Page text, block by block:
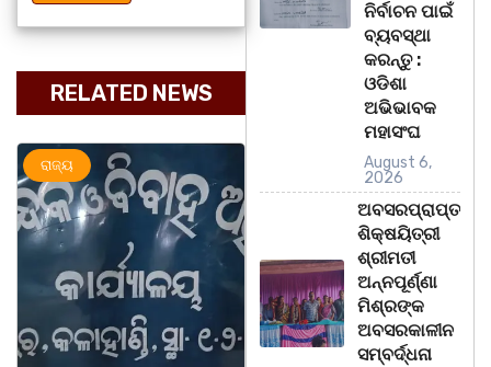
RELATED NEWS
ରାଜ୍ୟ ରାଜ୍ୟ
ନିର୍ବାଚନ ପାଇଁ
ବ୍ୟବସ୍ଥା
କରନ୍ତୁ :
ଓଡିଶା
ଅଭିଭାବକ
ମହାସଂଘ
August 6,
2026
ଅବସରପ୍ରାପ୍ତ
ଶିକ୍ଷୟିତ୍ରୀ
ଶ୍ରୀମତୀ
ଅନ୍ନପୂର୍ଣ୍ଣା
ମିଶ୍ରଙ୍କ
ଅବସରକାଳୀନ
ସମ୍ବର୍ଦ୍ଧନା